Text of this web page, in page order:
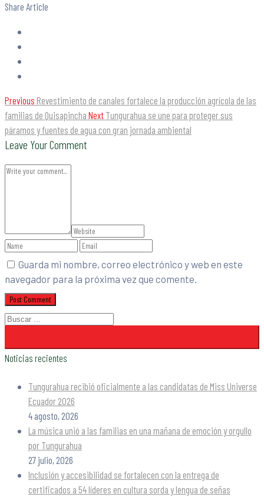
Share Article
Previous Revestimiento de canales fortalece la producción agrícola de las
familias de Quisapincha Next Tungurahua se une para proteger sus
páramos y fuentes de agua con gran jornada ambiental
Leave Your Comment
Guarda mi nombre, correo electrónico y web en este
navegador para la próxima vez que comente.
Noticias recientes
Tungurahua recibió oficialmente a las candidatas de Miss Universe
Ecuador 2026
4 agosto, 2026
La música unió a las familias en una mañana de emoción y orgullo
por Tungurahua
27 julio, 2026
Inclusión y accesibilidad se fortalecen con la entrega de
certificados a 54 líderes en cultura sorda y lengua de señas